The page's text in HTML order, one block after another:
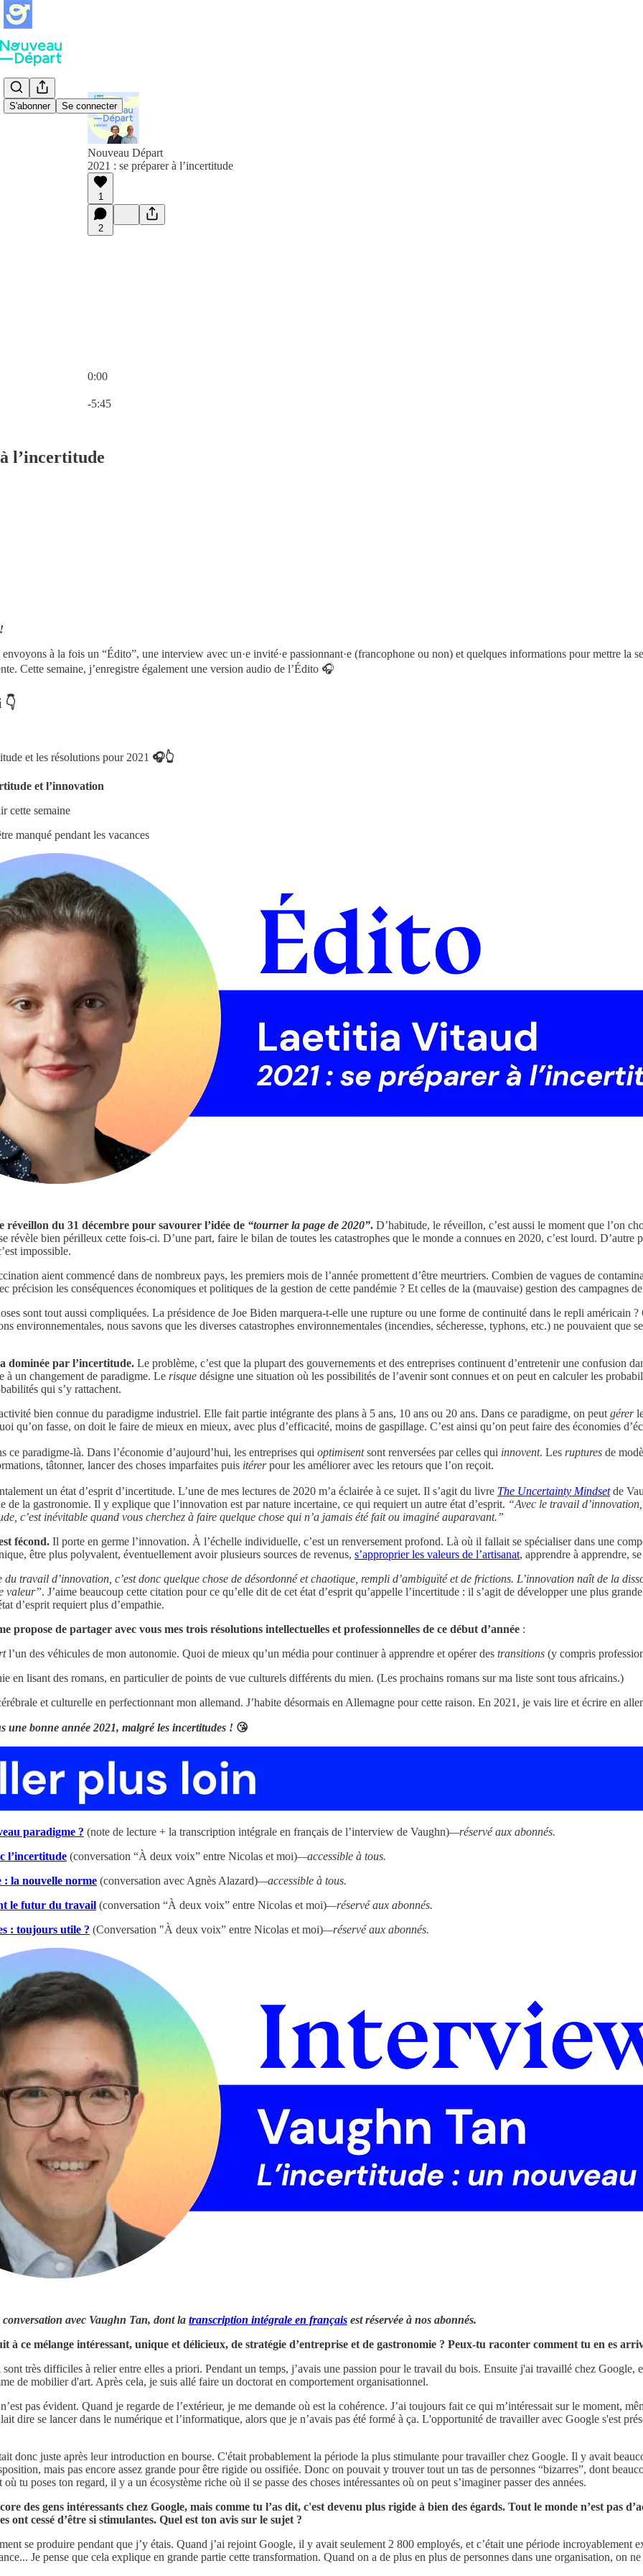
S'abonner Se connecter
Nouveau Départ
2021 : se préparer à l’incertitude
1
2
0:00
-5:45
l’incertitude
à la fois un “Édito”, une interview avec un·e invité·e passionnant·e (francophone ou non) et quelques informations pour mettre la
Cette semaine, j’enregistre également une version audio de l’Édito 🎧
👇
et les résolutions pour 2021 🎧👆
et l’innovation
cette semaine
manqué pendant les vacances
réveillon du 31 décembre pour savourer l’idée de “tourner la page de 2020”. D’habitude, le réveillon, c’est aussi le moment que l’on
révèle bien périlleux cette fois-ci. D’une part, faire le bilan de toutes les catastrophes que le monde a connues en 2020, c’est lourd. D’autre
impossible.
aient commencé dans de nombreux pays, les premiers mois de l’année promettent d’être meurtriers. Combien de vagues de
précision les conséquences économiques et politiques de la gestion de cette pandémie ? Et celles de la (mauvaise) gestion des campagnes
sont tout aussi compliquées. La présidence de Joe Biden marquera-t-elle une rupture ou une forme de continuité dans le repli américain
environnementales, nous savons que les diverses catastrophes environnementales (incendies, sécheresse, typhons, etc.) ne pouvaient
dominée par l’incertitude. Le problème, c’est que la plupart des gouvernements et des entreprises continuent d’entretenir une confusion
à un changement de paradigme. Le risque désigne une situation où les possibilités de l’avenir sont connues et on peut en calculer les
qui s’y rattachent.
bien connue du paradigme industriel. Elle fait partie intégrante des plans à 5 ans, 10 ans ou 20 ans. Dans ce paradigme, on peut gérer
qu’on fasse, on doit le faire de mieux en mieux, avec plus d’efficacité, moins de gaspillage. C’est ainsi qu’on peut faire des économies
ce paradigme-là. Dans l’économie d’aujourd’hui, les entreprises qui optimisentsont renversées par celles qui innovent. Les ruptures de
tâtonner, lancer des choses imparfaites puis itérerpour les améliorer avec les retours que l’on reçoit.
un état d’esprit d’incertitude. L’une de mes lectures de 2020 m’a éclairée à ce sujet. Il s’agit du livre The Uncertainty Mindsetde
de la gastronomie. Il y explique que l’innovation est par nature incertaine, ce qui requiert un autre état d’esprit. “Avec le travail
c’est inévitable quand vous cherchez à faire quelque chose qui n’a jamais été fait ou imaginé auparavant.”
fécond. Il porte en germe l’innovation. À l’échelle individuelle, c’est un renversement profond. Là où il fallait se spécialiser dans une
être plus polyvalent, éventuellement avoir plusieurs sources de revenus, s’approprier les valeurs de l’artisanat, apprendre à apprendre,
travail d’innovation, c’est donc quelque chose de désordonné et chaotique, rempli d’ambiguïté et de frictions. L’innovation naît de la
valeur”. J’aime beaucoup cette citation pour ce qu’elle dit de cet état d’esprit qu’appelle l’incertitude : il s’agit de développer une plus
d’esprit requiert plus d’empathie.
propose de partager avec vous mes trois résolutions intellectuelles et professionnelles de ce début d’année :
l’un des véhicules de mon autonomie. Quoi de mieux qu’un média pour continuer à apprendre et opérer des transitions (y compris
en lisant des romans, en particulier de points de vue culturels différents du mien. (Les prochains romans sur ma liste sont tous africains.)
et culturelle en perfectionnant mon allemand. J’habite désormais en Allemagne pour cette raison. En 2021, je vais lire et écrire en
une bonne année 2021, malgré les incertitudes ! 😘
paradigme ? (note de lecture + la transcription intégrale en français de l’interview de Vaughn)—réservé aux abonnés.
l’incertitude (conversation “À deux voix” entre Nicolas et moi)—accessible à tous.
la nouvelle norme (conversation avec Agnès Alazard)—accessible à tous.
le futur du travail (conversation “À deux voix” entre Nicolas et moi)—réservé aux abonnés.
: toujours utile ? (Conversation "À deux voix” entre Nicolas et moi)—réservé aux abonnés.
avec Vaughn Tan, dont la transcription intégrale en français est réservée à nos abonnés.
à ce mélange intéressant, unique et délicieux, de stratégie d’entreprise et de gastronomie ? Peux-tu raconter comment tu en es
très difficiles à relier entre elles a priori. Pendant un temps, j’avais une passion pour le travail du bois. Ensuite j'ai travaillé chez
de mobilier d'art. Après cela, je suis allé faire un doctorat en comportement organisationnel.
pas évident. Quand je regarde de l’extérieur, je me demande où est la cohérence. J’ai toujours fait ce qui m’intéressait sur le moment,
dire se lancer dans le numérique et l’informatique, alors que je n’avais pas été formé à ça. L'opportunité de travailler avec Google s'est
donc juste après leur introduction en bourse. C'était probablement la période la plus stimulante pour travailler chez Google. Il y avait
mais pas encore assez grande pour être rigide ou ossifiée. Donc on pouvait y trouver tout un tas de personnes “bizarres”, dont
tu poses ton regard, il y a un écosystème riche où il se passe des choses intéressantes où on peut s’imaginer passer des années.
des gens intéressants chez Google, mais comme tu l’as dit, c'est devenu plus rigide à bien des égards. Tout le monde n’est pas
ont cessé d’être si stimulantes. Quel est ton avis sur le sujet ?
se produire pendant que j’y étais. Quand j’ai rejoint Google, il y avait seulement 2 800 employés, et c’était une période
Je pense que cela explique en grande partie cette transformation. Quand on a de plus en plus de personnes dans une organisation, on